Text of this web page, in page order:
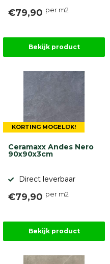
€79,90 per m2
Bekijk product
KORTING MOGELIJK!
Ceramaxx Andes Nero
90x90x3cm
Direct leverbaar
€79,90 per m2
Bekijk product